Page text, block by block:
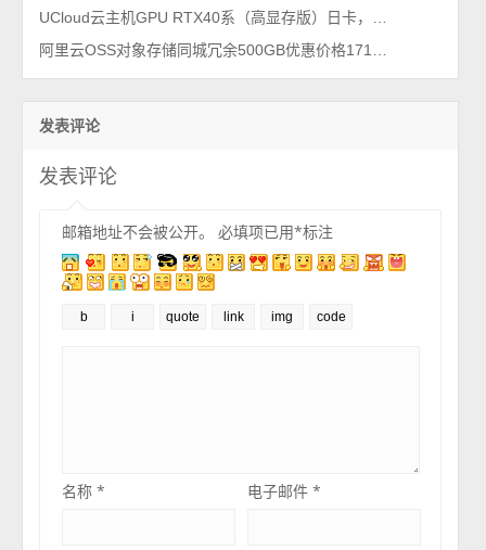
发表评论
发表评论
邮箱地址不会被公开。 必填项已用*标注
名称* 电子邮件*